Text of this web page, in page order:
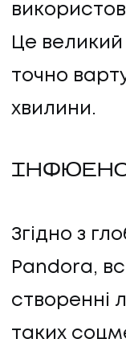
Це великий
точно
хвилини.
Згідно з
Pandora,
створенні
таких